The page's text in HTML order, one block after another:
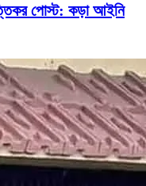
পোস্ট: কড়া আইনি